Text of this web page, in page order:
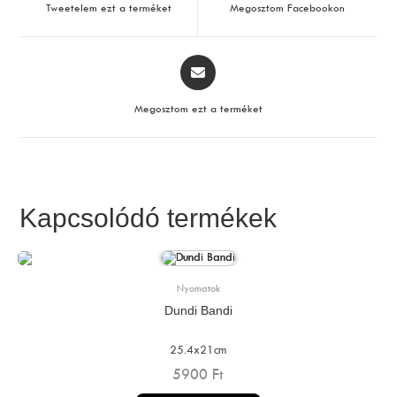
Tweetelem ezt a terméket Megosztom Facebookon
Opens
in
Megosztom ezt a terméket
Kapcsolódó termékek
Nyomatok
Dundi Bandi
25.4x21cm
5900 Ft